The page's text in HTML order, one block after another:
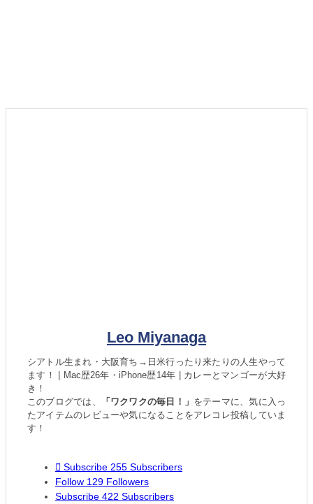
Leo Miyanaga
シアトル生まれ・大阪育ち→日米行ったり来たりの人生やって
ます！ | Mac歴26年・iPhone歴14年 | カレーとマンゴーが大好
き！
このブログでは、
「ワクワクの毎日！」 をテーマに、気に入っ
たアイテムのレビューや気になることをアレコレ投稿していま
す！
Subscribe 255 Subscribers
Follow 129 Followers
Subscribe 422 Subscribers